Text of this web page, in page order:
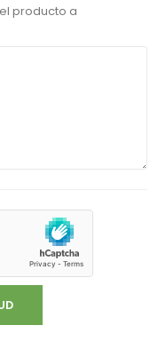
producto a